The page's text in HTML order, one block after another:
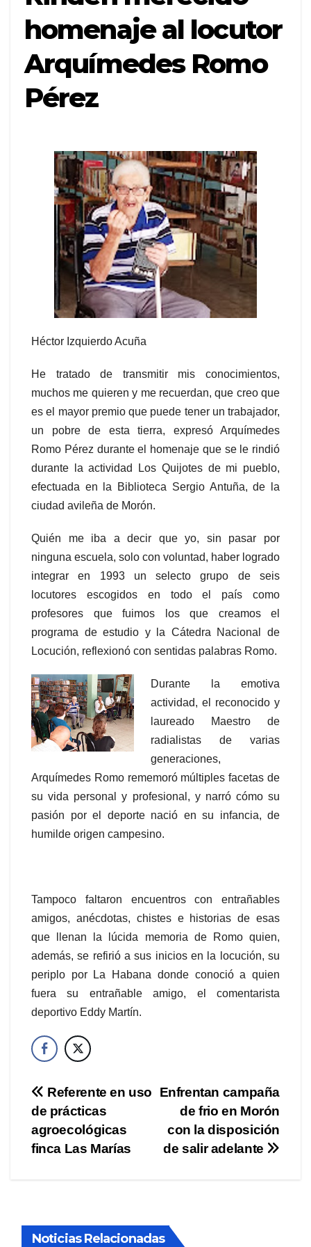
homenaje al locutor
Arquímedes Romo
Pérez
Héctor Izquierdo Acuña
He tratado de transmitir mis conocimientos,
muchos me quieren y me recuerdan, que creo que
es el mayor premio que puede tener un trabajador,
un pobre de esta tierra, expresó Arquímedes
Romo Pérez durante el homenaje que se le rindió
durante la actividad Los Quijotes de mi pueblo,
efectuada en la Biblioteca Sergio Antuña, de la
ciudad avileña de Morón.
Quién me iba a decir que yo, sin pasar por
ninguna escuela, solo con voluntad, haber logrado
integrar en 1993 un selecto grupo de seis
locutores escogidos en todo el país como
profesores que fuimos los que creamos el
programa de estudio y la Cátedra Nacional de
Locución, reflexionó con sentidas palabras Romo.
Durante la emotiva
actividad, el reconocido y
laureado Maestro de
radialistas de varias
generaciones,
Arquímedes Romo rememoró múltiples facetas de
su vida personal y profesional, y narró cómo su
pasión por el deporte nació en su infancia, de
humilde origen campesino.
Tampoco faltaron encuentros con entrañables
amigos, anécdotas, chistes e historias de esas
que llenan la lúcida memoria de Romo quien,
además, se refirió a sus inicios en la locución, su
periplo por La Habana donde conoció a quien
fuera su entrañable amigo, el comentarista
deportivo Eddy Martín.
Navegación
de
entradas
Enfrentan campaña
de frio en Morón
con la disposición
de salir adelante
Referente en uso
de prácticas
agroecológicas
finca Las Marías
Noticias Relacionadas